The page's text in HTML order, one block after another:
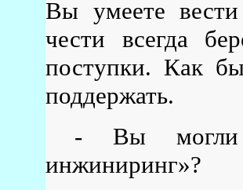
Вы умеете
чести всегда
поступки. Как
поддержать.
- Вы могли
инжиниринг»?